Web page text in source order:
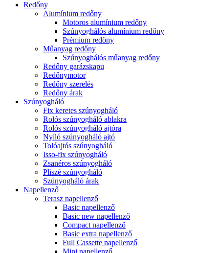
Redőny
Alumínium redőny
Motoros alumínium redőny
Szúnyoghálós alumínium redőny
Prémium redőny
Műanyag redőny
Szúnyoghálós műanyag redőny
Redőny garázskapu
Redőnymotor
Redőny szerelés
Redőny árak
Szúnyogháló
Fix keretes szúnyogháló
Rolós szúnyogháló ablakra
Rolós szúnyogháló ajtóra
Nyíló szúnyogháló ajtó
Tolóajtós szúnyogháló
Isso-fix szúnyogháló
Zsanéros szúnyogháló
Pliszé szúnyogháló
Szúnyogháló árak
Napellenző
Terasz napellenző
Basic napellenző
Basic new napellenző
Compact napellenző
Basic extra napellenző
Full Cassette napellenző
Mini napellenző